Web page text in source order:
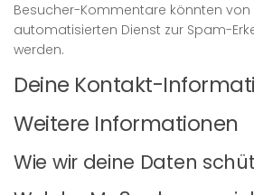
Besucher-Kommentare könnten von
automatisierten Dienst zur Spam-
werden.
Deine Kontakt-
Weitere Informationen
Wie wir deine Daten